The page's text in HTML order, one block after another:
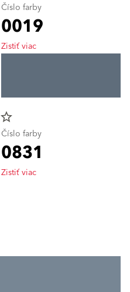
Číslo farby
0019
Zistiť viac
star_border
Číslo farby
0831
Zistiť viac